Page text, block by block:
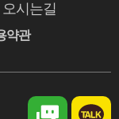
오시는길
약관